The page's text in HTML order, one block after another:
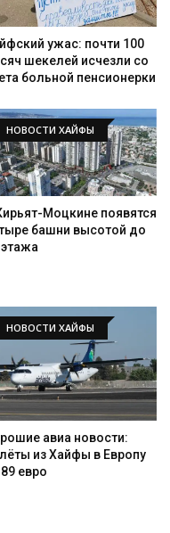
ужас: почти 100
шекелей исчезли со
больной пенсионерки
НОВОСТИ ХАЙФЫ
Моцкине появятся
башни высотой до
НОВОСТИ ХАЙФЫ
авиа новости:
из Хайфы в Европу
евро